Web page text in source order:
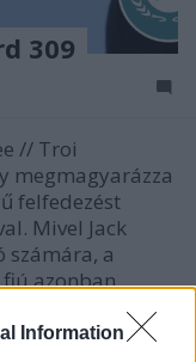
Information
309
// Troi
megmagyarázza
felfedezést
Mivel Jack
számára, a
fiú azonban